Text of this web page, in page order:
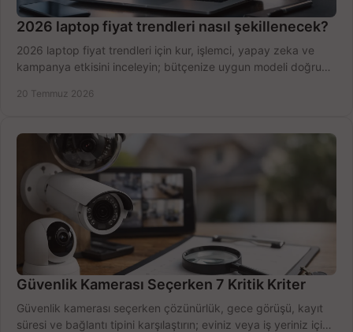
2026 laptop fiyat trendleri nasıl şekillenecek?
2026 laptop fiyat trendleri için kur, işlemci, yapay zeka ve
kampanya etkisini inceleyin; bütçenize uygun modeli doğru
20 Temmuz 2026
Güvenlik Kamerası Seçerken 7 Kritik Kriter
Güvenlik kamerası seçerken çözünürlük, gece görüşü, kayıt
süresi ve bağlantı tipini karşılaştırın; eviniz veya iş yeriniz için